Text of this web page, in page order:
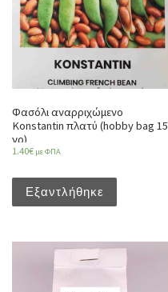
Φασόλι αναρριχώμενο
Konstantin πλατύ (hobby bag 15
γρ)
1.40€ με ΦΠΑ
Εξαντλήθηκε